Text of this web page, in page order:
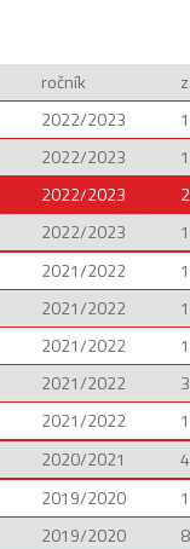
ročník
2022/2023
2022/2023
1
2022/2023
2
2022/2023
1
2021/2022
2021/2022
1
2021/2022
1
2021/2022
3
2021/2022
1
2020/2021
4
2019/2020
1
2019/2020
8